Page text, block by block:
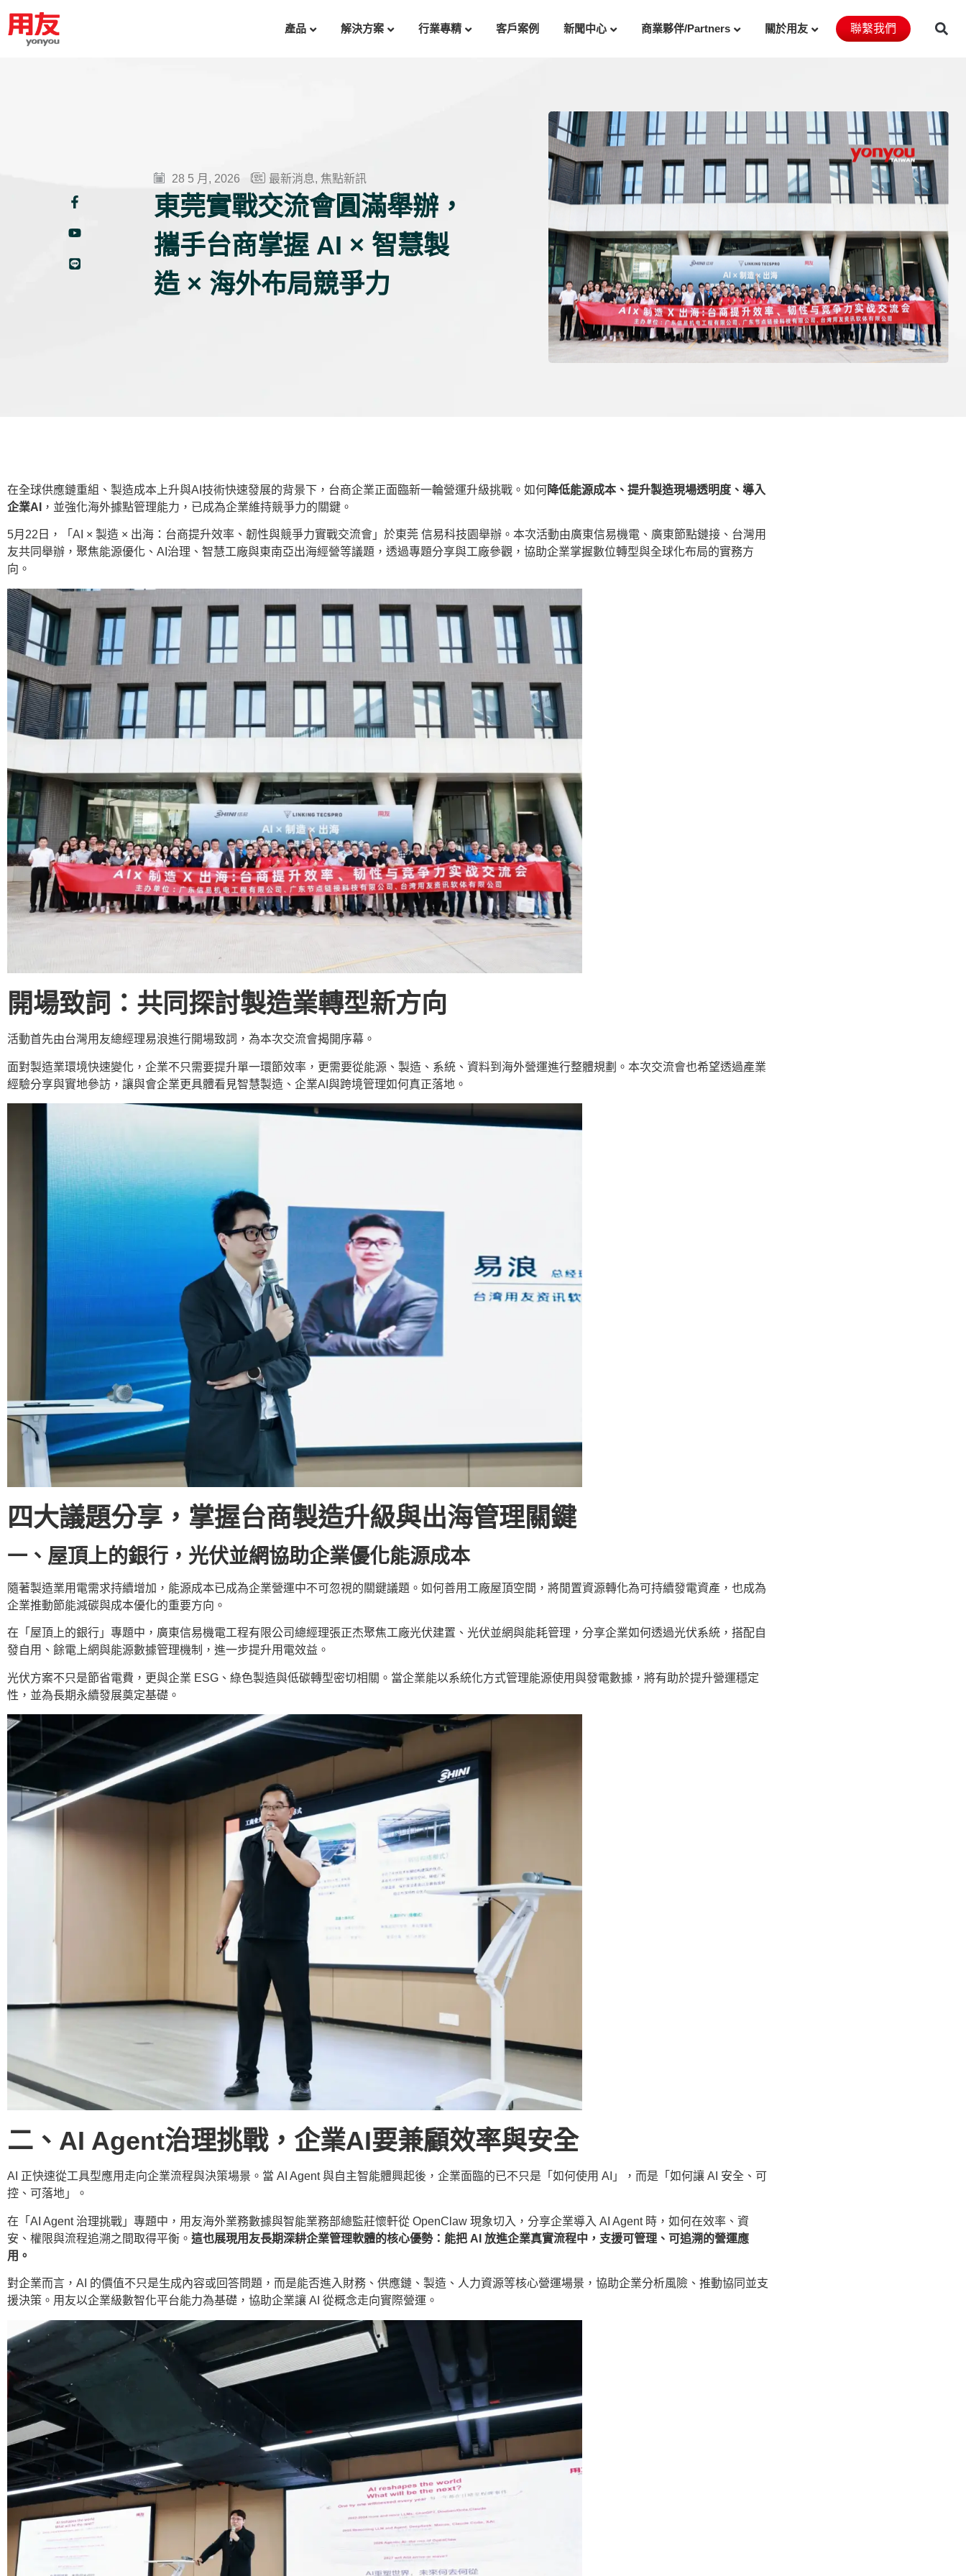
產品 解決方案 行業專精 客戶案例 新聞中心 商業夥伴/Partners 關於用友 聯繫我們
28 5 月, 2026 最新消息,焦點新訊
東莞實戰交流會圓滿舉辦，
攜手台商掌握 AI × 智慧製
造 × 海外布局競爭力
在全球供應鏈重組、製造成本上升與AI技術快速發展的背景下，台商企業正面臨新一輪營運升級挑戰。如何降低能源成本、提升製造現場透明度、導入
企業AI
，並強化海外據點管理能力，已成為企業維持競爭力的關鍵。
5月22日，「AI × 製造 × 出海：台商提升效率、韌性與競爭力實戰交流會」於東莞 信易科技園舉辦。本次活動由廣東信易機電、廣東節點鏈接、台灣用
友共同舉辦，聚焦能源優化、AI治理、智慧工廠與東南亞出海經營等議題，透過專題分享與工廠參觀，協助企業掌握數位轉型與全球化布局的實務方
向。
開場致詞：共同探討製造業轉型新方向
活動首先由台灣用友總經理易浪進行開場致詞，為本次交流會揭開序幕。
面對製造業環境快速變化，企業不只需要提升單一環節效率，更需要從能源、製造、系統、資料到海外營運進行整體規劃。本次交流會也希望透過產業
經驗分享與實地參訪，讓與會企業更具體看見智慧製造、企業AI與跨境管理如何真正落地。
四大議題分享 ，掌握台商製造升級與出海管理關鍵
一、 屋頂上的銀行，光伏並網協助企業優化能源成本
隨著製造業用電需求持續增加，能源成本已成為企業營運中不可忽視的關鍵議題。如何善用工廠屋頂空間，將閒置資源轉化為可持續發電資產，也成為
企業推動節能減碳與成本優化的重要方向。
在「屋頂上的銀行」專題中，廣東信易機電工程有限公司總經理張正杰聚焦工廠光伏建置、光伏並網與能耗管理，分享企業如何透過光伏系統，搭配自
發自用、餘電上網與能源數據管理機制，進一步提升用電效益。
光伏方案不只是節省電費，更與企業 ESG、綠色製造與低碳轉型密切相關。當企業能以系統化方式管理能源使用與發電數據，將有助於提升營運穩定
性，並為長期永續發展奠定基礎。
二、 AI Agent治理挑戰，企業AI要兼顧效率與安全
AI 正快速從工具型應用走向企業流程與決策場景。當 AI Agent 與自主智能體興起後，企業面臨的已不只是「如何使用 AI」，而是「如何讓 AI 安全、可
控、可落地」。
在「AI Agent 治理挑戰」專題中，用友海外業務數據與智能業務部總監莊懷軒從 OpenClaw 現象切入，分享企業導入 AI Agent 時，如何在效率、資
安、權限與流程追溯之間取得平衡。 這也展現用友長期深耕企業管理軟體的核心優勢：能把 AI 放進企業真實流程中，支援可管理、可追溯的營運應
用。
對企業而言，AI 的價值不只是生成內容或回答問題，而是能否進入財務、供應鏈、製造、人力資源等核心營運場景，協助企業分析風險、推動協同並支
援決策。用友以企業級數智化平台能力為基礎，協助企業讓 AI 從概念走向實際營運。